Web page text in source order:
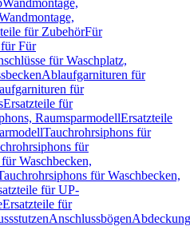
Wandmontage,
für ZubehörFür
Für
für Waschplatz,
Ablaufgarnituren für
für
Ersatzteile für
RaumsparmodellErsatzteile
Tauchrohrsiphons für
für
Waschbecken,
für Waschbecken,
für UP-
Ersatzteile für
Anschlussbögen